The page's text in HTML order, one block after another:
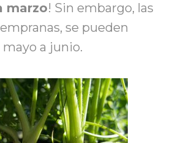
marzo! Sin embargo, las
se pueden
a junio.